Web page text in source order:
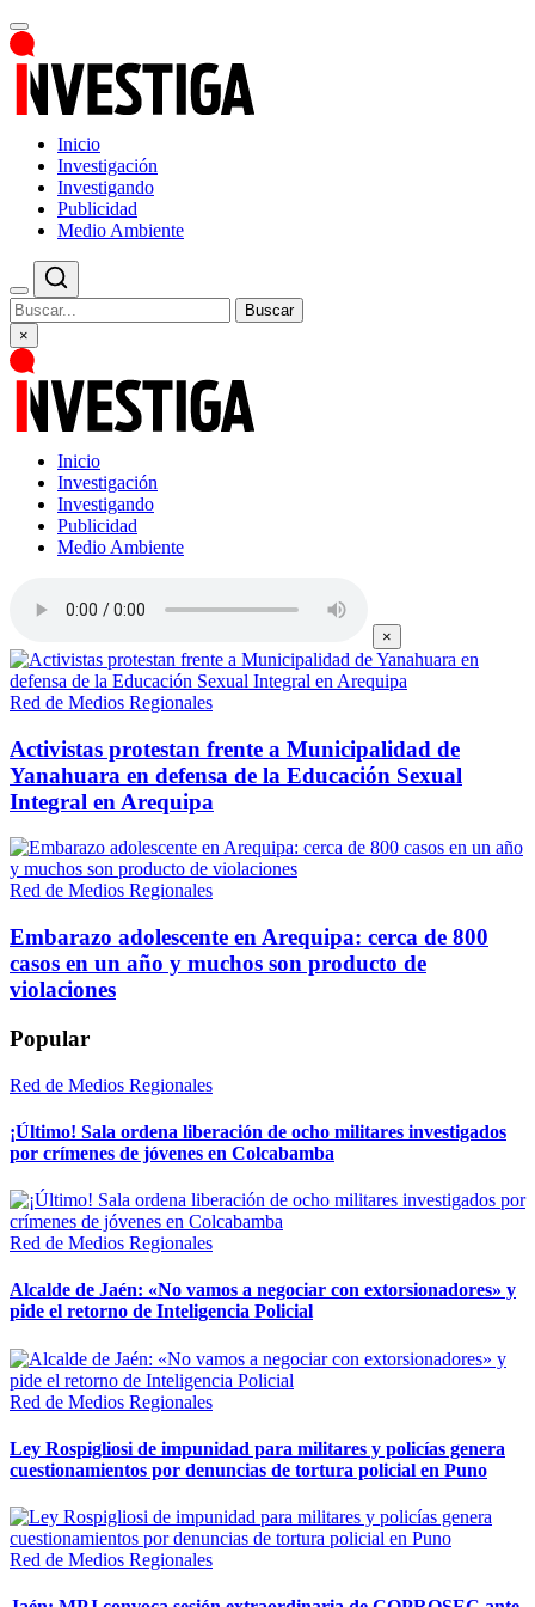
Inicio
Investigación
Investigando
Publicidad
Medio Ambiente
Buscar
×
Inicio
Investigación
Investigando
Publicidad
Medio Ambiente
×
Red de Medios Regionales
Activistas protestan frente a Municipalidad de
Yanahuara en defensa de la Educación Sexual
Integral en Arequipa
Red de Medios Regionales
Embarazo adolescente en Arequipa: cerca de 800
casos en un año y muchos son producto de
violaciones
Popular
Red de Medios Regionales
¡Último! Sala ordena liberación de ocho militares investigados
por crímenes de jóvenes en Colcabamba
Red de Medios Regionales
Alcalde de Jaén: «No vamos a negociar con extorsionadores» y
pide el retorno de Inteligencia Policial
Red de Medios Regionales
Ley Rospigliosi de impunidad para militares y policías genera
cuestionamientos por denuncias de tortura policial en Puno
Red de Medios Regionales